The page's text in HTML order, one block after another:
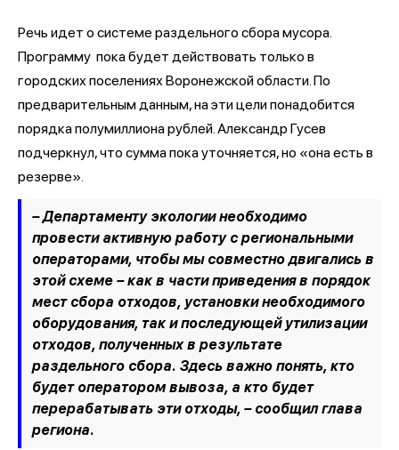
Речь идет о системе раздельного сбора мусора.
Программу пока будет действовать только в
городских поселениях Воронежской области. По
предварительным данным, на эти цели понадобится
порядка полумиллиона рублей. Александр Гусев
подчеркнул, что сумма пока уточняется, но «она есть в
резерве».
– Департаменту экологии необходимо
провести активную работу с региональными
операторами, чтобы мы совместно двигались в
этой схеме – как в части приведения в порядок
мест сбора отходов, установки необходимого
оборудования, так и последующей утилизации
отходов, полученных в результате
раздельного сбора. Здесь важно понять, кто
будет оператором вывоза, а кто будет
перерабатывать эти отходы, – сообщил глава
региона.